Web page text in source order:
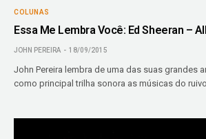
COLUNAS
Essa Me Lembra Você: Ed Sheeran –
JOHN PEREIRA 18/09/2015
John Pereira lembra de uma das suas grandes
como principal trilha sonora as músicas do